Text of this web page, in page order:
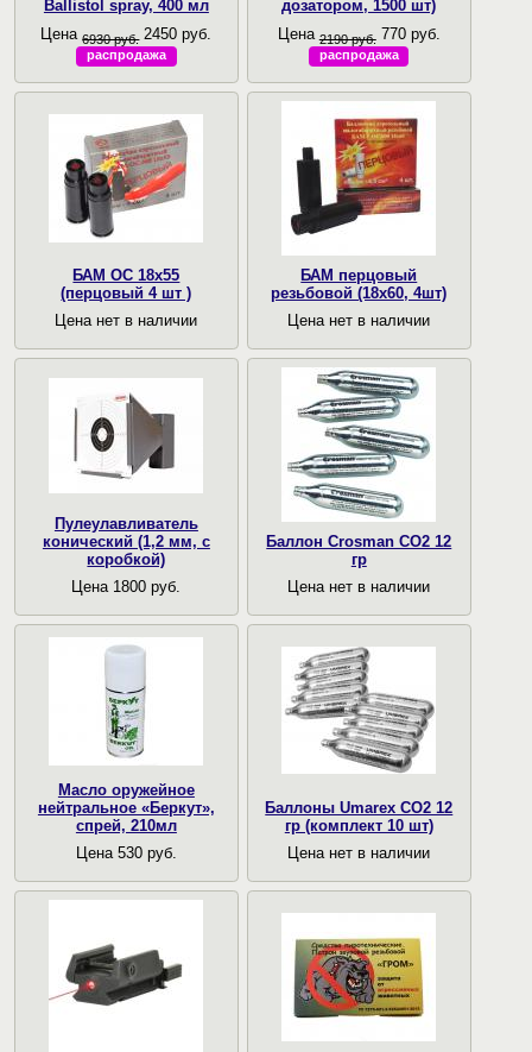
Ballistol spray, 400 мл
Цена6930 руб. 2450 руб.
распродажа
дозатором, 1500 шт)
Цена 2190 руб. 770 руб.
распродажа
БАМ ОС 18х55
(перцовый 4 шт )
Цена нет в наличии
БАМ перцовый
резьбовой (18х60, 4шт)
Цена нет в наличии
Пулеулавливатель
конический (1,2 мм, с
коробкой)
Цена 1800 руб.
Баллон Crosman CO2 12
гр
Цена нет в наличии
Масло оружейное
нейтральное «Беркут»,
спрей, 210мл
Цена 530 руб.
Баллоны Umarex CO2 12
гр (комплект 10 шт)
Цена нет в наличии